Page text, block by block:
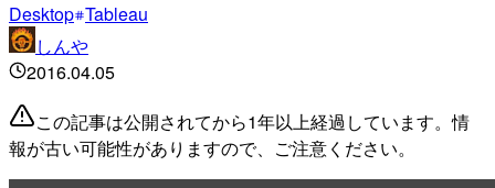
Desktop Tableau
しんや
2016.04.05
この記事は公開されてから1年以上経過しています。情
報が古い可能性がありますので、ご注意ください。